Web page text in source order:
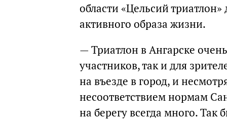
области «Цельсий
активного образа жизни.
— Триатлон в Ангарске
участников, так и для
на въезде в город, и
несоответствием нормам
на берегу всегда много. Так